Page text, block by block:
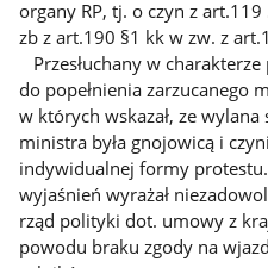
organy RP, tj. o czyn z
zb z art.190 §1 kk w zw. z
Przesłuchany w
do popełnienia zarzucanego
w których wskazał, ze
ministra była gnojowicą i
indywidualnej formy protestu.
wyjaśnień wyrażał
rząd polityki dot. umowy z
powodu braku zgody na